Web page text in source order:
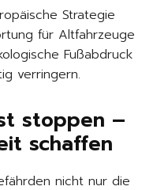
Strategie
für Altfahrzeuge
Fußabdruck
verringern.
stoppen –
schaffen
nicht nur die